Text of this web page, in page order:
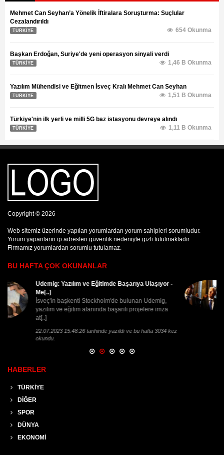
Mehmet Can Seyhan’a Yönelik İftiralara Soruşturma: Suçlular
Cezalandırıldı
TÜRKİYE 654 Okunma
Başkan Erdoğan, Suriye'de yeni operasyon sinyali verdi
TÜRKİYE 1,46 B Okunma
Yazılım Mühendisi ve Eğitmen İsveç Kralı Mehmet Can Seyhan
TÜRKİYE 1,51 B Okunma
Türkiye'nin ilk yerli ve milli 5G baz istasyonu devreye alındı
TÜRKİYE 1,11 B Okunma
Copyright © 2026
Web sitemiz üzerinde yapılan yorumlardan yorum sahipleri sorumludur.
Yorum yapanların ip adresleri güvenlik nedeniyle gizli tutulmaktadır.
Firmamız yorumlardan sorumlu tutulamaz.
BU HAFTA ÇOK OKUNANLAR
'Darbe girişimine karşı ayakta duruşunuzu
Avrupa Konseyi̇ Genel Sekreteri̇ Jagland
"Türkiye'de Meclisin ve siyasi partilerin halkla
4.08.2016 13:48:33 tarihinde yazıldı ve bu hafta 2528 kez
HABERLER
TÜRKİYE
DİĞER
SPOR
DÜNYA
EKONOMİ